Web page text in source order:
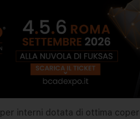
per interni dotata di ottima